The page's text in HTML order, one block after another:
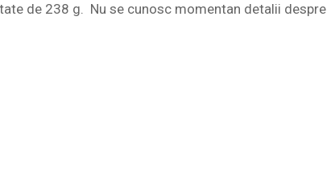
de 238 g. Nu se cunosc momentan detalii despre